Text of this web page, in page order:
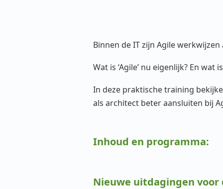
Binnen de IT zijn Agile
Wat is ‘Agile’ nu eigenlijk? En
In deze praktische training
als architect beter aansluiten bij
Inhoud en programma:
Nieuwe uitdagingen voor